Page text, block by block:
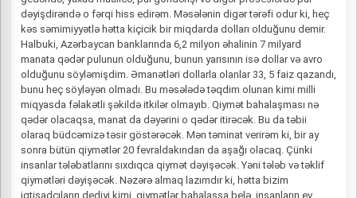
dəyişdirəndə o fərqi hiss edirəm. Məsələnin digər tərəfi odur ki, heç
kəs səmimiyyətlə hətta kiçicik bir miqdarda dolları olduğunu demir.
Halbuki, Azərbaycan banklarında 6,2 milyon əhalinin 7 milyard
manata qədər pulunun olduğunu, bunun yarısının isə dollar və avro
olduğunu söyləmişdim. Əmanətləri dollarla olanlar 33, 5 faiz qazandı,
bunu heç söyləyən olmadı. Bu məsələdə təqdim olunan kimi milli
miqyasda fəlakətli şəkildə itkilər olmayıb. Qiymət bahalaşması nə
qədər olacaqsa, manat da dəyərini o qədər itirəcək. Bu da təbii
olaraq büdcəmizə təsir göstərəcək. Mən təminat verirəm ki, bir ay
sonra bütün qiymətlər 20 fevraldakından da aşağı olacaq. Çünki
insanlar tələbatlarını sıxdıqca qiymət dəyişəcək. Yəni tələb və təklif
qiymətləri dəyişəcək. Nəzərə almaq lazımdır ki, hətta bizim
iqtisadçıların dediyi kimi, qiymətlər bahalaşsa belə, insanların ev,